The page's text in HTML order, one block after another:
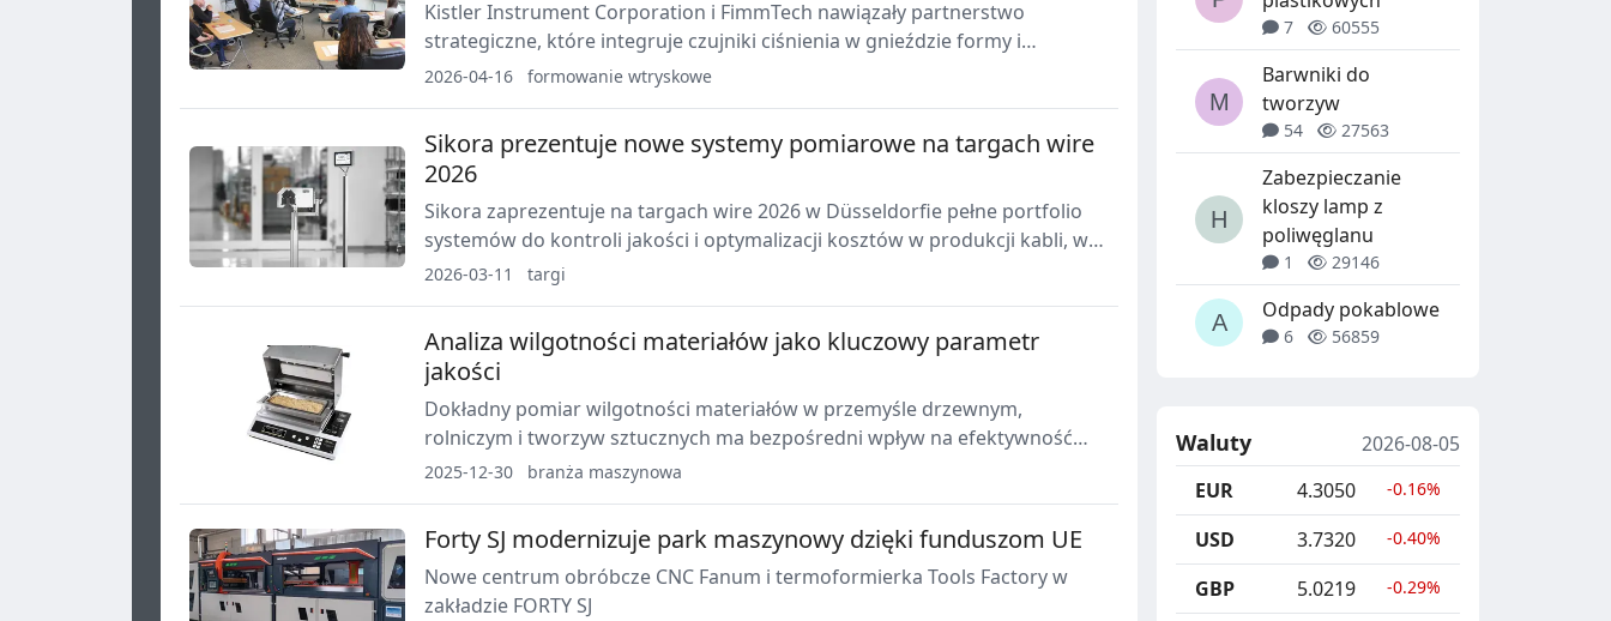
Kistler Instrument Corporation i FimmTech nawiązały partnerstwo
strategiczne, które integruje czujniki ciśnienia w gnieździe formy i
monitoring procesu z praktycznymi szkoleniami z formowania
2026-04-16 formowanie wtryskowe
Sikora prezentuje nowe systemy pomiarowe na targach wire
2026
Sikora zaprezentuje na targach wire 2026 w Düsseldorfie pełne portfolio
systemów do kontroli jakości i optymalizacji kosztów w produkcji kabli, w
tym nowe głowice pomiarowe, systemy rentgenowskie, rozwiązania do
stabilności procesu.
2026-03-11 targi
Analiza wilgotności materiałów jako kluczowy parametr
jakości
Dokładny pomiar wilgotności materiałów w przemyśle drzewnym,
rolniczym i tworzyw sztucznych ma bezpośredni wpływ na efektywność
procesów oraz jakość wyrobów końcowych. Artykuł omawia znaczenie
2025-12-30 branża maszynowa
Forty SJ modernizuje park maszynowy dzięki funduszom UE
Nowe centrum obróbcze CNC Fanum i termoformierka Tools Factory w
zakładzie FORTY SJ
7 60555
Barwniki do
tworzyw
54 27563
Zabezpieczanie
kloszy lamp z
poliwęglanu
1 29146
Odpady pokablowe
6 56859
Waluty
2026-08-05
EUR
4.3050 -0.16%
USD 3.7320 -0.40%
GBP 5.0219 -0.29%